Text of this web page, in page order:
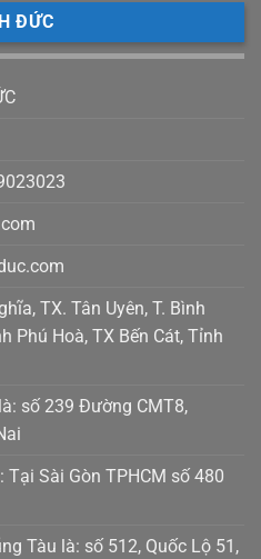
ĐỨC
TX. Tân Uyên, T. Bình
Phú Hoà, TX Bến Cát, Tỉnh
số 239 Đường CMT8,
Sài Gòn TPHCM số 480
Tàu là: số 512, Quốc Lộ 51,